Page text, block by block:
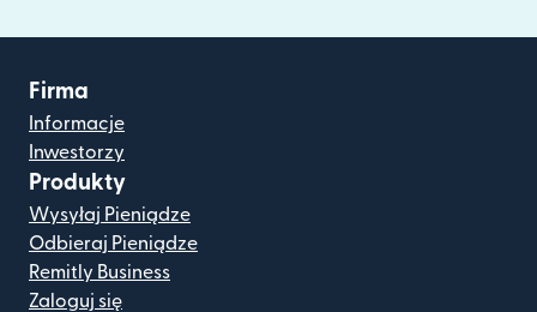
Firma
Informacje
Inwestorzy
Produkty
Wysyłaj Pieniądze
Odbieraj Pieniądze
Remitly Business
Zaloguj się